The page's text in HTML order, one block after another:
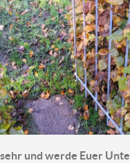
und werde Euer